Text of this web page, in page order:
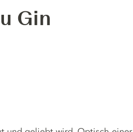
Gin